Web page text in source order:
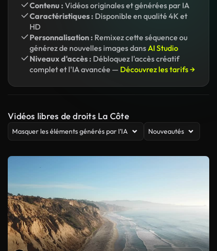
Contenu : Vidéos originales et générées par IA
Caractéristiques : Disponible en qualité 4K et
HD
Personnalisation : Remixez cette séquence ou
générez de nouvelles images dansAI Studio
Niveaux d'accès : Débloquez l'accès créatif
complet et l'IA avancée — Découvrez les tarifs →
Vidéos libres de droits La Côte
Masquer les éléments générés par l’IA Nouveautés